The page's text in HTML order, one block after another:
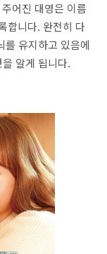
어진 대영은 이름
합니다. 완전히 다
를 유지하고 있음에
알게 됩니다.